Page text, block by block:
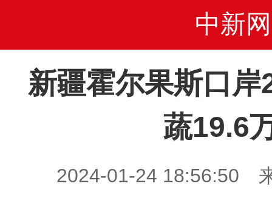
中新网
新疆霍尔果斯口
蔬19.6
2024-01-24 18:56:50